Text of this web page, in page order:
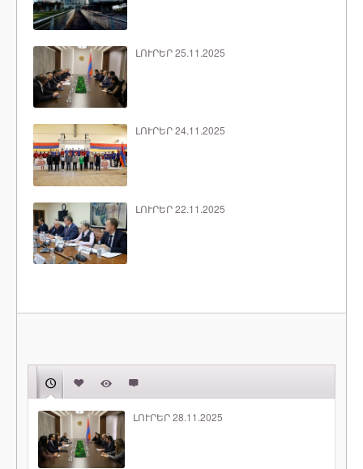
ԼՈՒՐԵՐ 25.11.2025
ԼՈՒՐԵՐ 24.11.2025
ԼՈՒՐԵՐ 22.11.2025
ԼՈՒՐԵՐ 28.11.2025